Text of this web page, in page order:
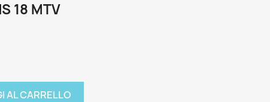
18 MTV
AL CARRELLO